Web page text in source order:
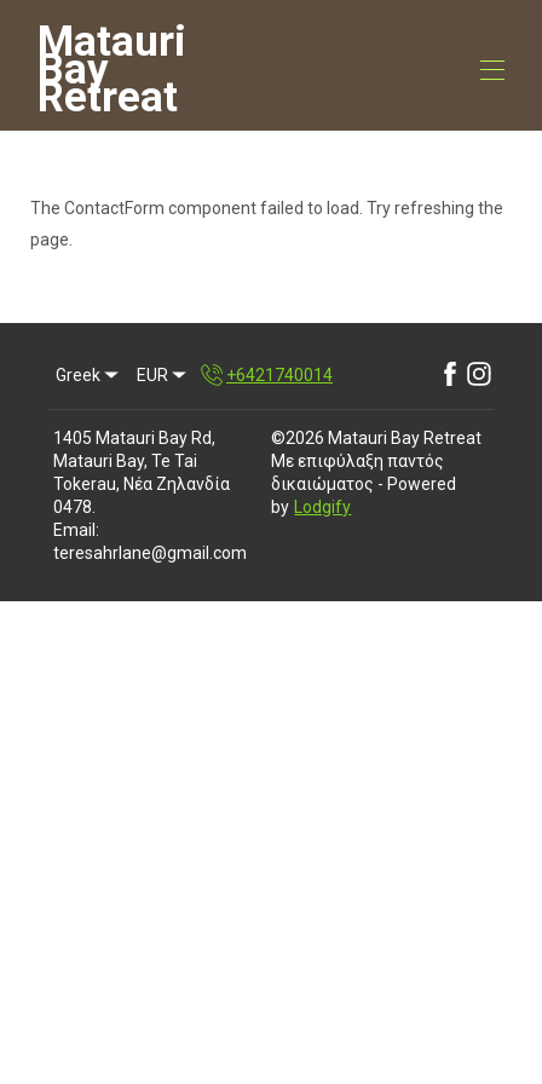
Matauri
Bay
Retreat
διακοπών στη Νέα Ζηλανδία
The ContactForm component failed to load. Try refreshing the
page.
Greek EUR +6421740014
1405 Matauri Bay Rd,
Matauri Bay, Te Tai
Tokerau, Νέα Ζηλανδία
0478
Email :
teresahrlane@gmail.com
©2026 Matauri Bay Retreat
Με επιφύλαξη παντός
δικαιώματος - Powered
by
Lodgify